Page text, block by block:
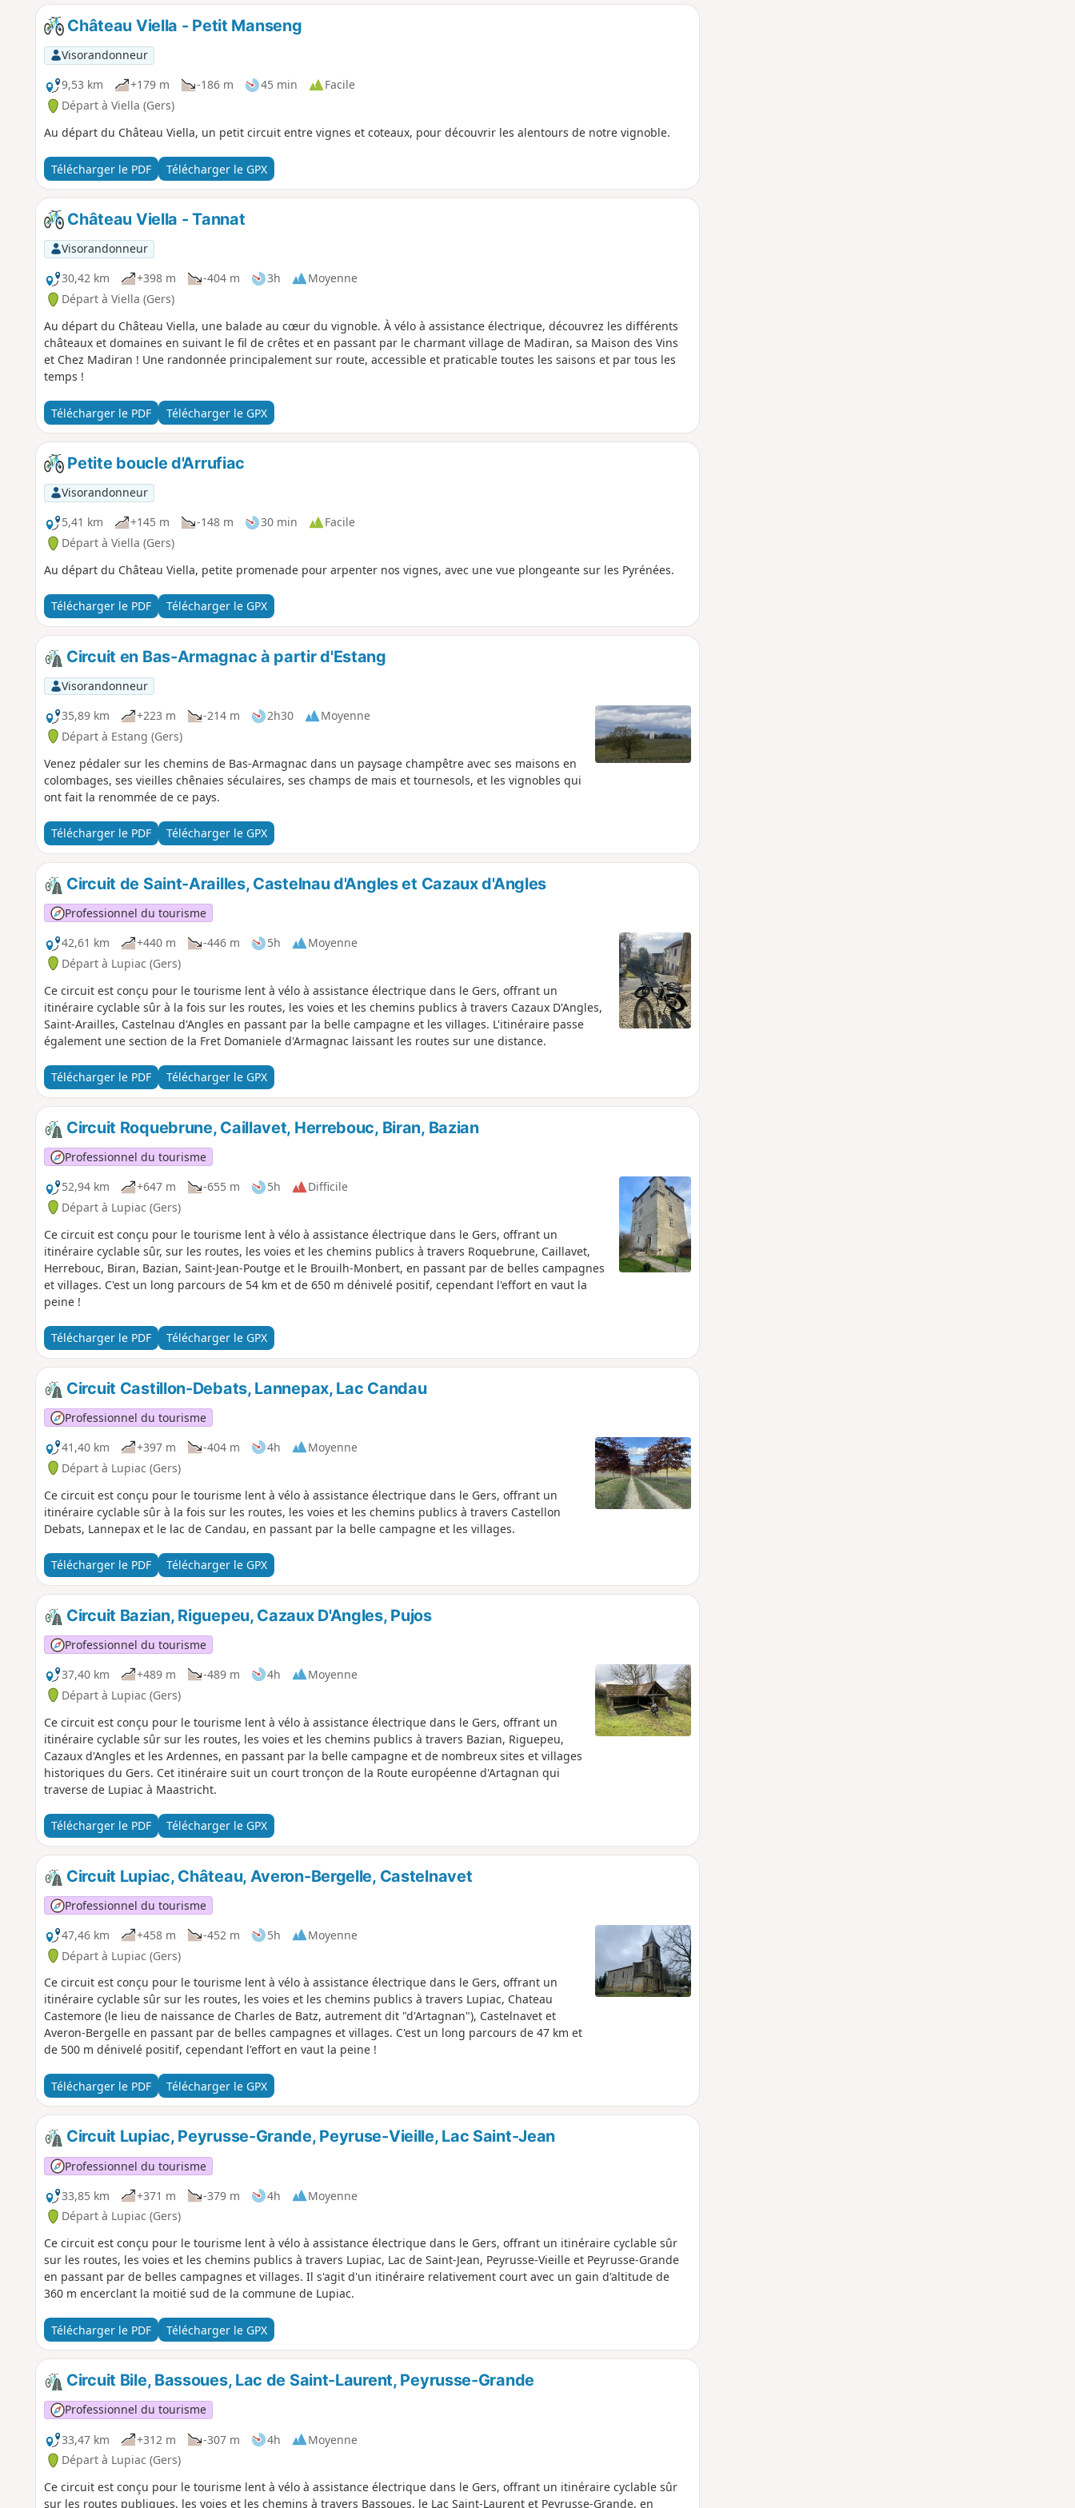
Château Viella - Petit Manseng
Visorandonneur
9,53 km
+179 m -186 m 45 min
Facile
Départ à Viella (Gers)
Au départ du Château Viella, un petit circuit entre vignes et coteaux, pour découvrir les alentours de notre vignoble.
Télécharger le PDF Télécharger le GPX
Château Viella - Tannat
Visorandonneur
30,42 km
+398 m -404 m 3h
Moyenne
Départ à Viella (Gers)
Au départ du Château Viella, une balade au cœur du vignoble. À vélo à assistance électrique, découvrez les différents
châteaux et domaines en suivant le fil de crêtes et en passant par le charmant village de Madiran, sa Maison des Vins
et Chez Madiran ! Une randonnée principalement sur route, accessible et praticable toutes les saisons et par tous les
temps !
Télécharger le PDF Télécharger le GPX
Petite boucle d'Arrufiac
Visorandonneur
5,41 km
+145 m -148 m 30 min
Facile
Départ à Viella (Gers)
Au départ du Château Viella, petite promenade pour arpenter nos vignes, avec une vue plongeante sur les Pyrénées.
Télécharger le PDF Télécharger le GPX
Circuit en Bas-Armagnac à partir d'Estang
Visorandonneur
35,89 km
+223 m -214 m 2h30
Moyenne
Départ à Estang (Gers)
Venez pédaler sur les chemins de Bas-Armagnac dans un paysage champêtre avec ses maisons en
colombages, ses vieilles chênaies séculaires, ses champs de mais et tournesols, et les vignobles qui
ont fait la renommée de ce pays.
Télécharger le PDF Télécharger le GPX
Circuit de Saint-Arailles, Castelnau d'Angles et Cazaux d'Angles
Professionnel du tourisme
42,61 km
+440 m -446 m 5h
Moyenne
Départ à Lupiac (Gers)
Ce circuit est conçu pour le tourisme lent à vélo à assistance électrique dans le Gers, offrant un
itinéraire cyclable sûr à la fois sur les routes, les voies et les chemins publics à travers Cazaux D'Angles,
Saint-Arailles, Castelnau d'Angles en passant par la belle campagne et les villages. L'itinéraire passe
également une section de la Fret Domaniele d'Armagnac laissant les routes sur une distance.
Télécharger le PDF Télécharger le GPX
Circuit Roquebrune, Caillavet, Herrebouc, Biran, Bazian
Professionnel du tourisme
52,94 km
+647 m -655 m 5h
Difficile
Départ à Lupiac (Gers)
Ce circuit est conçu pour le tourisme lent à vélo à assistance électrique dans le Gers, offrant un
itinéraire cyclable sûr, sur les routes, les voies et les chemins publics à travers Roquebrune, Caillavet,
Herrebouc, Biran, Bazian, Saint-Jean-Poutge et le Brouilh-Monbert, en passant par de belles campagnes
et villages. C'est un long parcours de 54 km et de 650 m dénivelé positif, cependant l'effort en vaut la
peine !
Télécharger le PDF Télécharger le GPX
Circuit Castillon-Debats, Lannepax, Lac Candau
Professionnel du tourisme
41,40 km
+397 m -404 m 4h
Moyenne
Départ à Lupiac (Gers)
Ce circuit est conçu pour le tourisme lent à vélo à assistance électrique dans le Gers, offrant un
itinéraire cyclable sûr à la fois sur les routes, les voies et les chemins publics à travers Castellon
Debats, Lannepax et le lac de Candau, en passant par la belle campagne et les villages.
Télécharger le PDF Télécharger le GPX
Circuit Bazian, Riguepeu, Cazaux D'Angles, Pujos
Professionnel du tourisme
37,40 km
+489 m -489 m 4h
Moyenne
Départ à Lupiac (Gers)
Ce circuit est conçu pour le tourisme lent à vélo à assistance électrique dans le Gers, offrant un
itinéraire cyclable sûr sur les routes, les voies et les chemins publics à travers Bazian, Riguepeu,
Cazaux d'Angles et les Ardennes, en passant par la belle campagne et de nombreux sites et villages
historiques du Gers. Cet itinéraire suit un court tronçon de la Route européenne d'Artagnan qui
traverse de Lupiac à Maastricht.
Télécharger le PDF Télécharger le GPX
Circuit Lupiac, Château, Averon-Bergelle, Castelnavet
Professionnel du tourisme
47,46 km
+458 m -452 m 5h
Moyenne
Départ à Lupiac (Gers)
Ce circuit est conçu pour le tourisme lent à vélo à assistance électrique dans le Gers, offrant un
itinéraire cyclable sûr sur les routes, les voies et les chemins publics à travers Lupiac, Chateau
Castemore (le lieu de naissance de Charles de Batz, autrement dit "d'Artagnan"), Castelnavet et
Averon-Bergelle en passant par de belles campagnes et villages. C'est un long parcours de 47 km et
de 500 m dénivelé positif, cependant l'effort en vaut la peine !
Télécharger le PDF Télécharger le GPX
Circuit Lupiac, Peyrusse-Grande, Peyruse-Vieille, Lac Saint-Jean
Professionnel du tourisme
33,85 km
+371 m -379 m 4h
Moyenne
Départ à Lupiac (Gers)
Ce circuit est conçu pour le tourisme lent à vélo à assistance électrique dans le Gers, offrant un itinéraire cyclable sûr
sur les routes, les voies et les chemins publics à travers Lupiac, Lac de Saint-Jean, Peyrusse-Vieille et Peyrusse-Grande
en passant par de belles campagnes et villages. Il s'agit d'un itinéraire relativement court avec un gain d'altitude de
360 m encerclant la moitié sud de la commune de Lupiac.
Télécharger le PDF Télécharger le GPX
Circuit Bile, Bassoues, Lac de Saint-Laurent, Peyrusse-Grande
Professionnel du tourisme
33,47 km
+312 m -307 m 4h
Moyenne
Départ à Lupiac (Gers)
Ce circuit est conçu pour le tourisme lent à vélo à assistance électrique dans le Gers, offrant un itinéraire cyclable sûr
sur les routes publiques, les voies et les chemins à travers Bassoues, le Lac Saint-Laurent et Peyrusse-Grande, en